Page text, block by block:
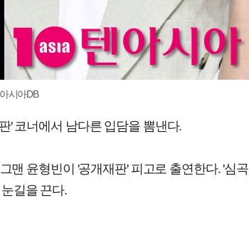
시아DB
' 코너에서 남다른 입담을 뽐낸다.
맨 윤형빈이 '공개재판' 피고로 출연한다. '심곡
길을 끈다.